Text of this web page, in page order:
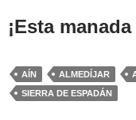
¡Esta
AÍN ALMEDÍJAR
SIERRA DE ESPADÁN